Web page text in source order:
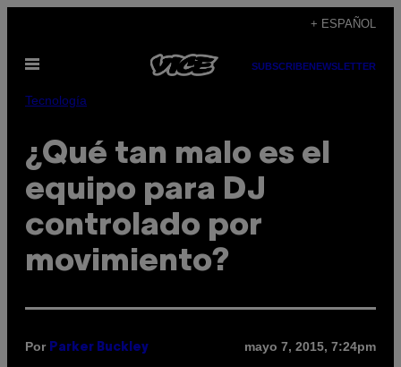
contenido
+ ESPAÑOL
Abrir
SUBSCRIBENEWSLETTER
Tecnología
¿Qué tan malo es el
equipo para DJ
controlado por
movimiento?
Por Parker Buckley mayo 7, 2015, 7:24pm